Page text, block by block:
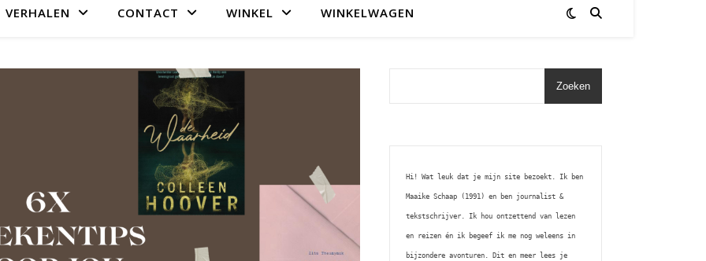
VERHALEN CONTACT WINKEL WINKELWAGEN
Zoeken
Hi! Wat leuk dat je mijn site bezoekt. Ik ben
Maaike Schaap (1991) en ben journalist &
tekstschrijver. Ik hou ontzettend van lezen
en reizen én ik begeef ik me nog weleens in
bijzondere avonturen. Dit en meer lees je